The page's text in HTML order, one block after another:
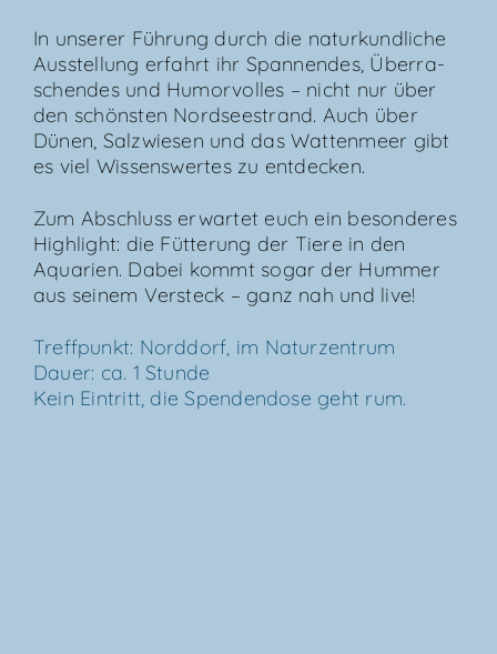
In unse­rer Füh­rung durch die natur­kund­li­che
Aus­stel­lung erfahrt ihr Span­nen­des, Über­ra­
schen­des und Humor­vol­les – nicht nur über
den schöns­ten Nord­see­strand. Auch über
Dünen, Salz­wie­sen und das Wat­ten­meer gibt
es viel Wis­sens­wer­tes zu entdecken.
Zum Abschluss erwar­tet euch ein beson­de­res
High­light: die Füt­te­rung der Tie­re in den
Aqua­ri­en. Dabei kommt sogar der Hum­mer
aus sei­nem Ver­steck – ganz nah und live!
Treff­punkt: Nord­dorf, im Natur­zen­trum
Dau­er: ca. 1 Stun­de
Kein Ein­tritt, die Spen­den­do­se geht rum.